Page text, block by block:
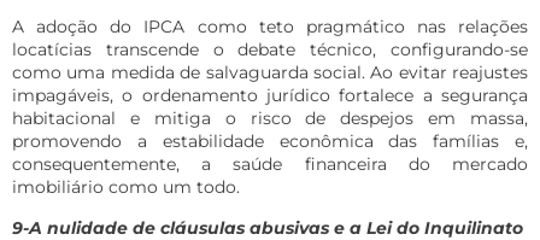
A adoção do IPCA como teto pragmático nas relações
locatícias transcende o debate técnico, configurando-se
como uma medida de salvaguarda social. Ao evitar reajustes
impagáveis, o ordenamento jurídico fortalece a segurança
habitacional e mitiga o risco de despejos em massa,
promovendo a estabilidade econômica das famílias e,
consequentemente, a saúde financeira do mercado
imobiliário como um todo.
9-A nulidade de cláusulas abusivas e a Lei do Inquilinato